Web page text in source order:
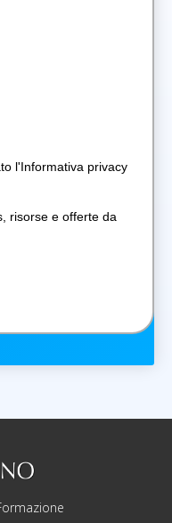
l'Informativa privacy
risorse e offerte da